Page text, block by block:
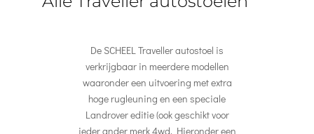
De SCHEEL Traveller autostoel is
verkrijgbaar in meerdere modellen
waaronder een uitvoering met extra
hoge rugleuning en een speciale
Landrover editie (ook geschikt voor
ieder ander merk 4wd. Hieronder een